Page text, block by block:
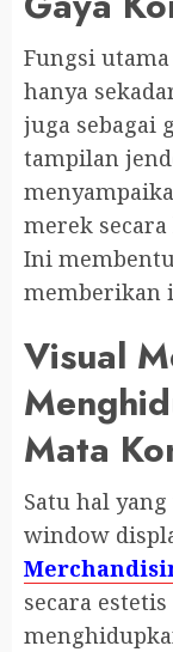
Fungsi
hanya
juga sebagai
tampilan
merek
Ini
memberikan
Visual
Mata
Satu hal
window
secara